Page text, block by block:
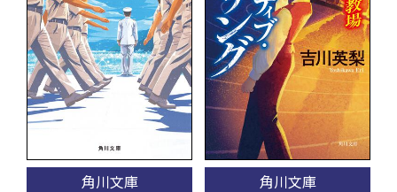
角川文庫 角川文庫